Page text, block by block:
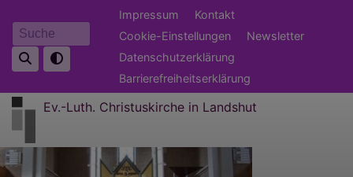
zum
Inhalt
Suche
Fußbereichsmenü
Impressum
Kontakt
Cookie-Einstellungen
Newsletter
Datenschutzerklärung
Barrierefreiheitserklärung
Ev.-Luth. Christuskirche in Landshut